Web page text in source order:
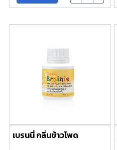
เบรนนี่ กลิ่นข้าวโพด